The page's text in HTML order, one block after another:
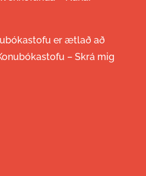
er ætlað að
– Skrá mig